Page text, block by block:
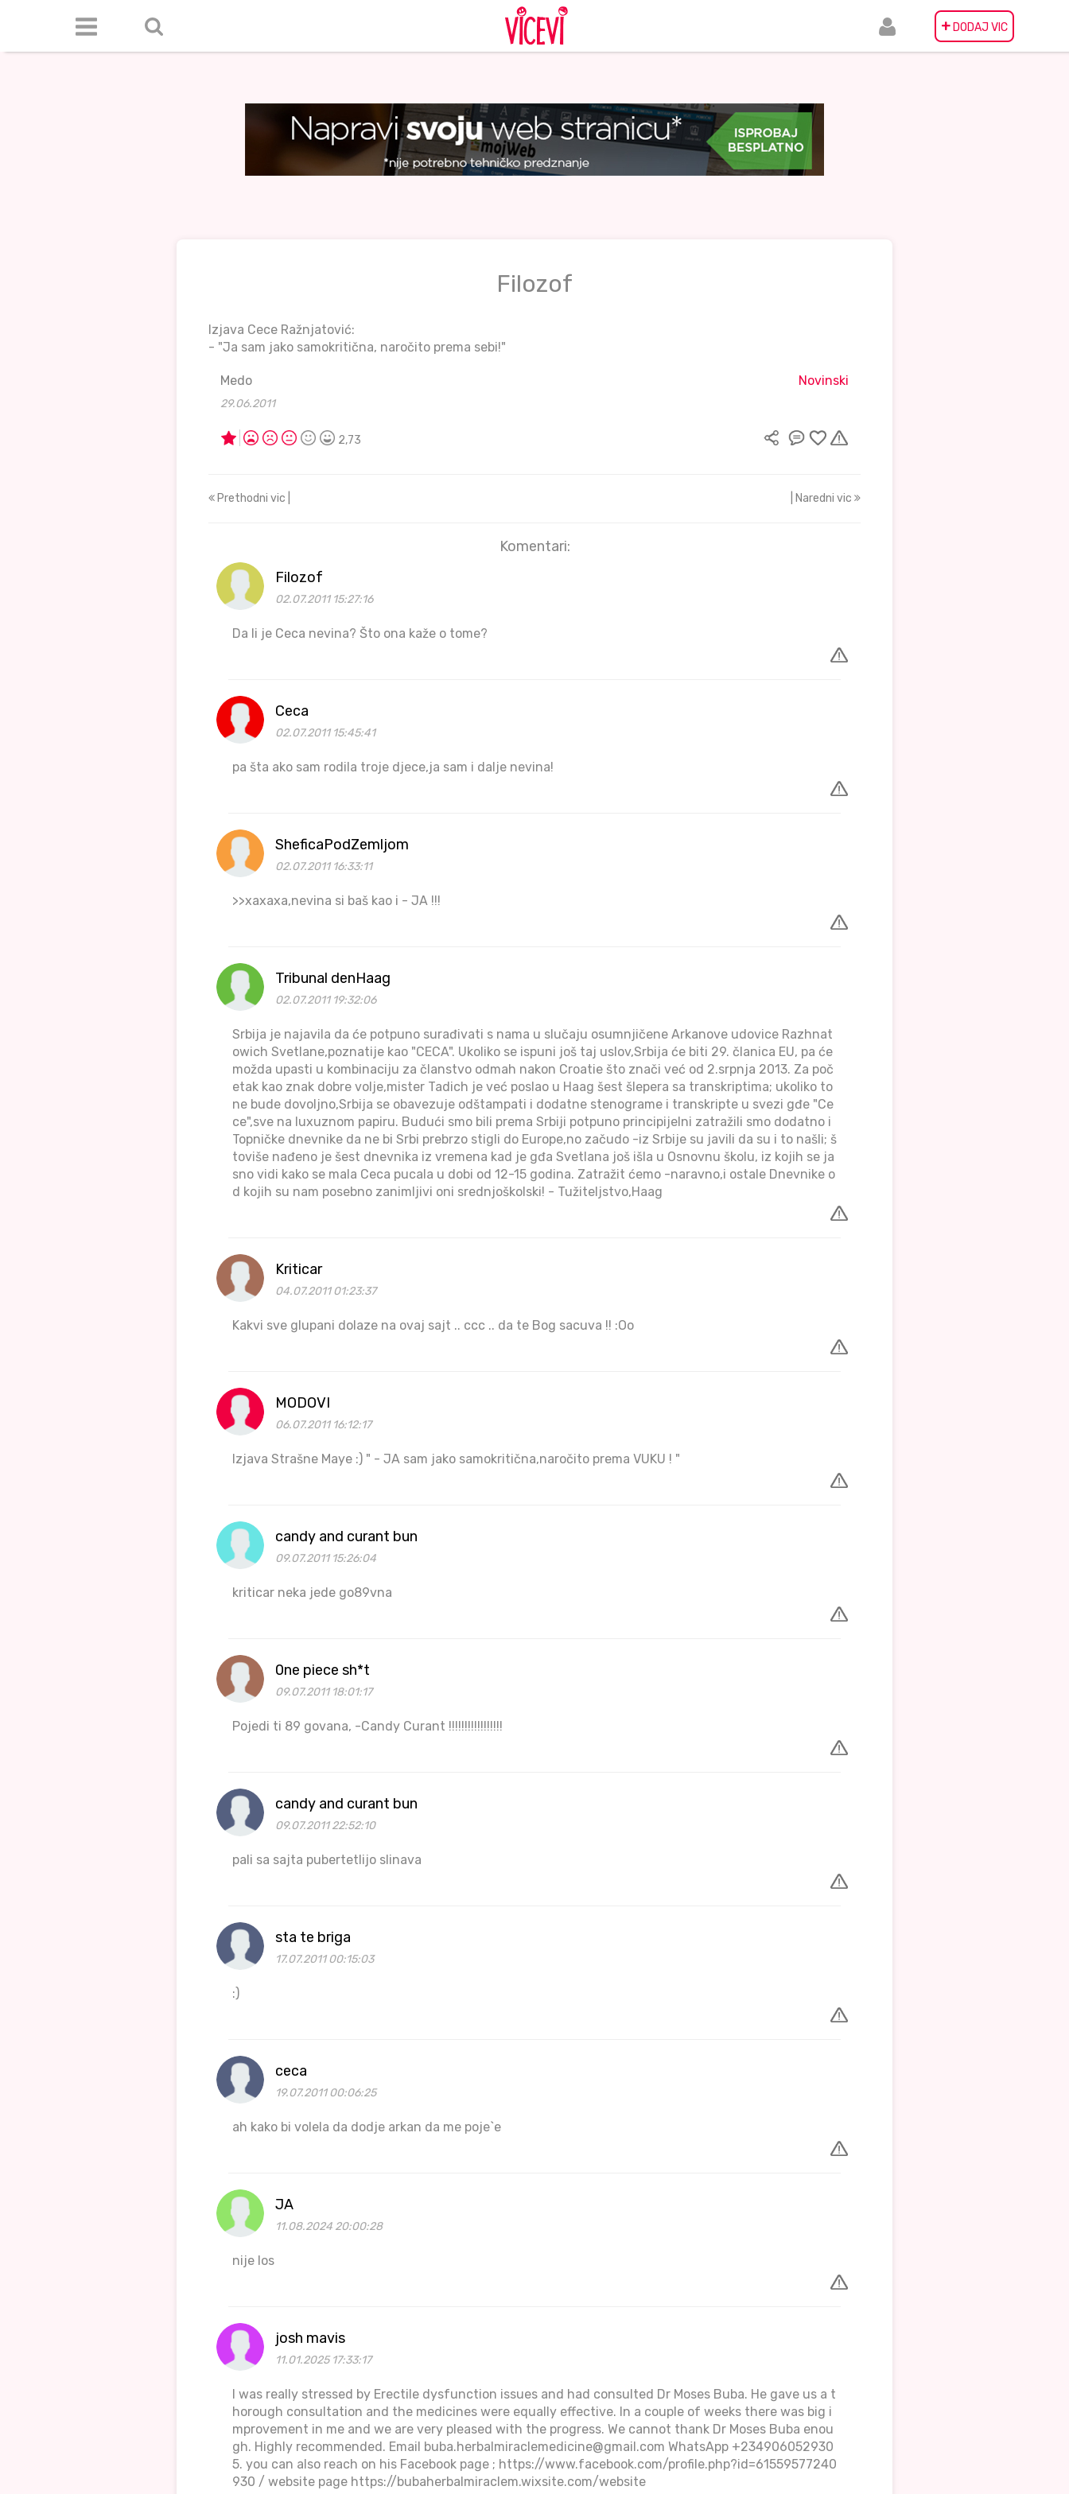
+ DODAJ VIC
Filozof
Izjava Cece Ražnjatović:
- "Ja sam jako samokritična, naročito prema sebi!"
Medo
29.06.2011
Novinski
2,73
Prethodni vic | | Naredni vic
Komentari:
Filozof
02.07.2011 15:27:16
Da li je Ceca nevina? Što ona kaže o tome?
Ceca
02.07.2011 15:45:41
pa šta ako sam rodila troje djece,ja sam i dalje nevina!
SheficaPodZemljom
02.07.2011 16:33:11
>>xaxaxa,nevina si baš kao i - JA !!!
Tribunal denHaag
02.07.2011 19:32:06
Srbija je najavila da će potpuno surađivati s nama u slučaju osumnjičene Arkanove udovice Razhnat
owich Svetlane,poznatije kao "CECA". Ukoliko se ispuni još taj uslov,Srbija će biti 29. članica EU, pa će
možda upasti u kombinaciju za članstvo odmah nakon Croatie što znači već od 2.srpnja 2013. Za poč
etak kao znak dobre volje,mister Tadich je već poslao u Haag šest šlepera sa transkriptima; ukoliko to
ne bude dovoljno,Srbija se obavezuje odštampati i dodatne stenograme i transkripte u svezi gđe "Ce
ce",sve na luxuznom papiru. Budući smo bili prema Srbiji potpuno principijelni zatražili smo dodatno i
Topničke dnevnike da ne bi Srbi prebrzo stigli do Europe,no začudo -iz Srbije su javili da su i to našli; š
toviše nađeno je šest dnevnika iz vremena kad je gđa Svetlana još išla u Osnovnu školu, iz kojih se ja
sno vidi kako se mala Ceca pucala u dobi od 12-15 godina. Zatražit ćemo -naravno,i ostale Dnevnike o
d kojih su nam posebno zanimljivi oni srednjoškolski! - Tužiteljstvo,Haag
Kriticar
04.07.2011 01:23:37
Kakvi sve glupani dolaze na ovaj sajt .. ccc .. da te Bog sacuva !! :Oo
MODOVI
06.07.2011 16:12:17
Izjava Strašne Maye :) " - JA sam jako samokritična,naročito prema VUKU ! "
candy and curant bun
09.07.2011 15:26:04
kriticar neka jede go89vna
0ne piece sh*t
09.07.2011 18:01:17
Pojedi ti 89 govana, -Candy Curant !!!!!!!!!!!!!!!!!
candy and curant bun
09.07.2011 22:52:10
pali sa sajta pubertetlijo slinava
sta te briga
17.07.2011 00:15:03
:)
ceca
19.07.2011 00:06:25
ah kako bi volela da dodje arkan da me poje`e
JA
11.08.2024 20:00:28
nije los
josh mavis
11.01.2025 17:33:17
I was really stressed by Erectile dysfunction issues and had consulted Dr Moses Buba. He gave us a t
horough consultation and the medicines were equally effective. In a couple of weeks there was big i
mprovement in me and we are very pleased with the progress. We cannot thank Dr Moses Buba enou
gh. Highly recommended. Email buba.herbalmiraclemedicine@gmail.com WhatsApp +234906052930
5. you can also reach on his Facebook page ; https://www.facebook.com/profile.php?id=61559577240
930 / website page https://bubaherbalmiraclem.wixsite.com/website